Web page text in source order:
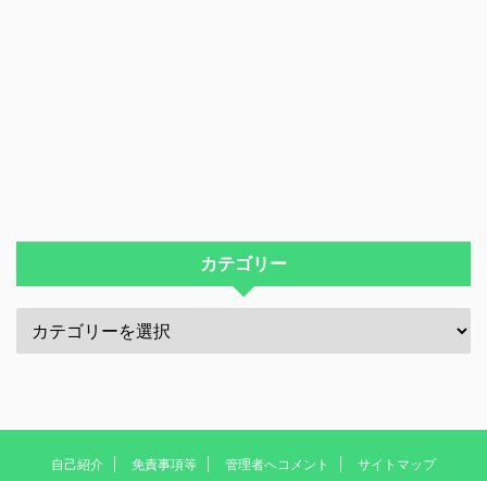
カテゴリー
自己紹介 免責事項等 管理者へコメント サイトマップ